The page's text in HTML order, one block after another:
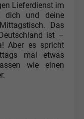
Lieferdienst im
dich und deine
Das
ist –
Aber es spricht
mal etwas
wie einen